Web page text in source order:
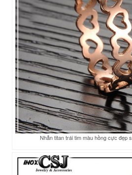
Nhẫn titan trái tim màu hồng cực đẹp